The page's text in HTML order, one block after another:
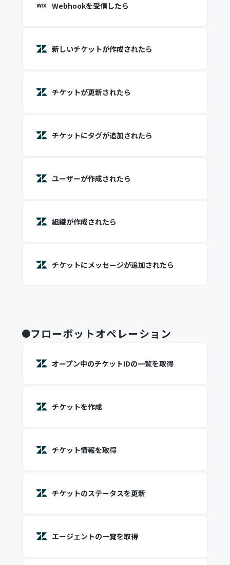
Webhookを受信したら
新しいチケットが作成されたら
チケットが更新されたら
チケットにタグが追加されたら
ユーザーが作成されたら
組織が作成されたら
チケットにメッセージが追加されたら
フローボットオペレーション
オープン中のチケットIDの一覧を取得
チケットを作成
チケット情報を取得
チケットのステータスを更新
エージェントの一覧を取得